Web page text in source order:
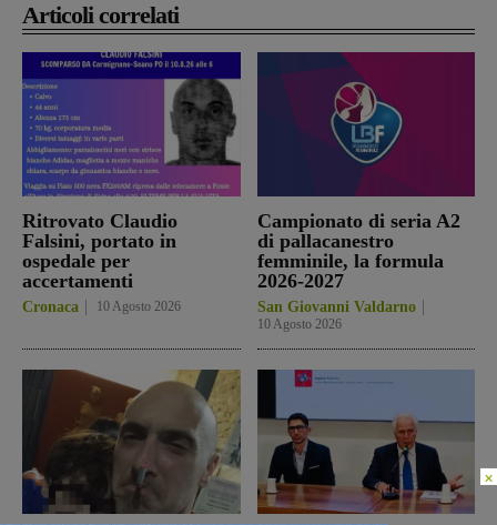
Articoli correlati
Ritrovato Claudio
Falsini, portato in
ospedale per
accertamenti
Cronaca 10 Agosto 2026
Campionato di seria A2
di pallacanestro
femminile, la formula
2026-2027
San Giovanni Valdarno
10 Agosto 2026
×